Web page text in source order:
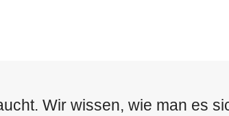
Wir wissen, wie man es